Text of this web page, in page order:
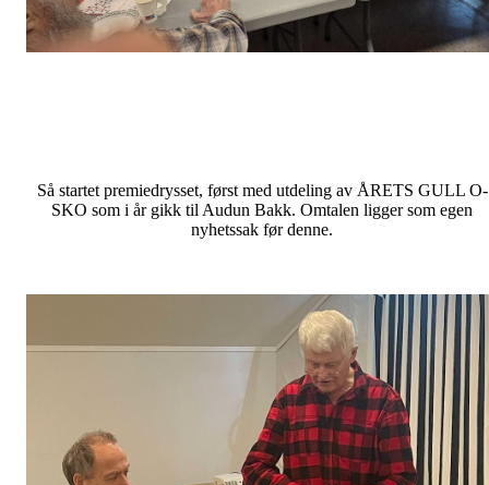
Så startet premiedrysset, først med utdeling av ÅRETS GULL O-
SKO som i år gikk til Audun Bakk. Omtalen ligger som egen
nyhetssak før denne.